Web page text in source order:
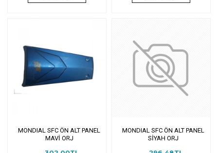
MONDIAL SFC ÖN ALT PANEL
MAVİ ORJ
MONDIAL SFC ÖN ALT PANEL
SİYAH ORJ